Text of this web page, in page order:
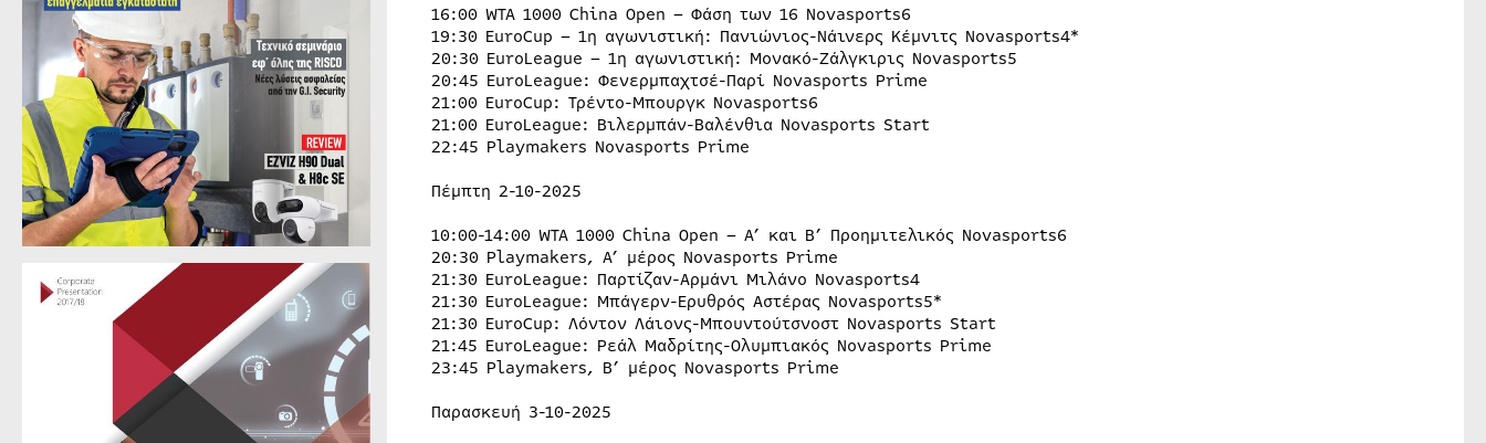
16:00 WTA 1000 China Open – Φάση των 16 Novasports6
19:30 EuroCup – 1η αγωνιστική: Πανιώνιος-Νάινερς Κέμνιτς Novasports4*
20:30 EuroLeague – 1η αγωνιστική: Μονακό-Ζάλγκιρις Novasports5
20:45 EuroLeague: Φενερμπαχτσέ-Παρί Novasports Prime
21:00 EuroCup: Τρέντο-Μπουργκ Novasports6
21:00 EuroLeague: Βιλερμπάν-Βαλένθια Novasports Start
22:45 Playmakers Novasports Prime
Πέμπτη 2-10-2025
10:00-14:00 WTA 1000 China Open – A’ και Β’ Προημιτελικός Novasports6
20:30 Playmakers, Α’ μέρος Novasports Prime
21:30 EuroLeague: Παρτίζαν-Αρμάνι Μιλάνο Novasports4
21:30 EuroLeague: Μπάγερν-Ερυθρός Αστέρας Novasports5*
21:30 EuroCup: Λόντον Λάιονς-Μπουντούτσνοστ Novasports Start
21:45 EuroLeague: Ρεάλ Μαδρίτης-Ολυμπιακός Novasports Prime
23:45 Playmakers, B’ μέρος Novasports Prime
Παρασκευή 3-10-2025